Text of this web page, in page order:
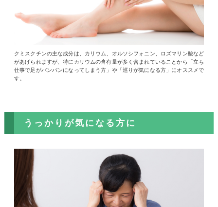
クミスクチンの主な成分は、カリウム、オルソシフォニン、ロズマリン酸など
があげられますが、特にカリウムの含有量が多く含まれていることから「立ち
仕事で足がパンパンになってしまう方」や「巡りが気になる方」にオススメで
す。
うっかりが気になる方に